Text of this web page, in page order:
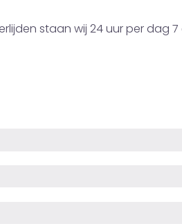
staan wij 24 uur per dag 7